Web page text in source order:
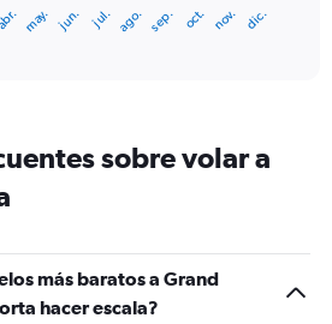
abr. may. jun. jul. ago. sep. oct. nov. dic.
sobre volar a
más baratos a Grand
hacer escala?